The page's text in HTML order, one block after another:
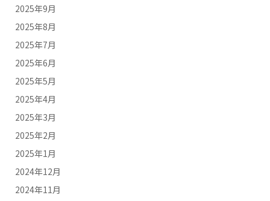
2025年9月
2025年8月
2025年7月
2025年6月
2025年5月
2025年4月
2025年3月
2025年2月
2025年1月
2024年12月
2024年11月